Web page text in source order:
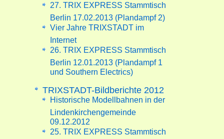
27. TRIX EXPRESS Stammtisch
Berlin 17.02.2013 (Plandampf 2)
Vier Jahre TRIXSTADT im
Internet
26. TRIX EXPRESS Stammtisch
Berlin 12.01.2013 (Plandampf 1
und Southern Electrics)
TRIXSTADT-Bildberichte 2012
Historische Modellbahnen in der
Lindenkirchengemeinde
09.12.2012
25. TRIX EXPRESS Stammtisch